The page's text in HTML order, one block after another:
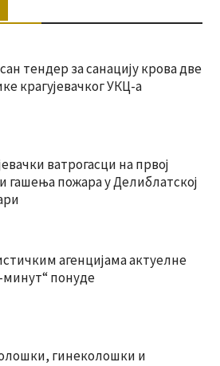
тендер за санацију крова две
крагујевачког УКЦ-а
ватрогасци на првој
гашења пожара у Делиблатској
агенцијама актуелне
минут“ понуде
гинеколошки и